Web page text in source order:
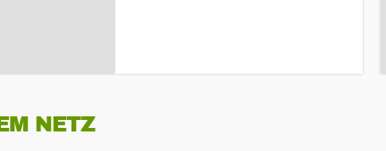
NETZ